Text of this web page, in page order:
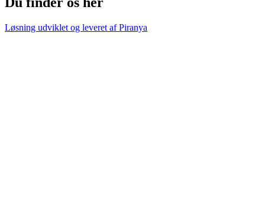
Løsning udviklet og leveret afPiranya